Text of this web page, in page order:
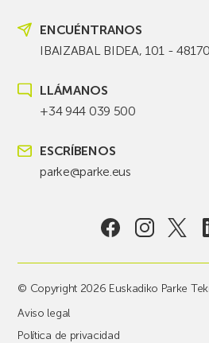
ENCUÉNTRANOS
IBAIZABAL BIDEA, 101 -
LLÁMANOS
+34 944 039 500
ESCRÍBENOS
parke@parke.eus
© Copyright 2026 Euskadiko Parke
Aviso legal
Política de privacidad